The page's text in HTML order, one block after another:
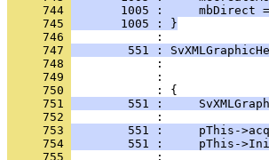
     744
1005 :     mbDirect
     745
       1005 : }
     746
     747
551 :
     748
     749
     750
     751
551 :
     752
     753
551 :     pThis-
     754
551 :     pThis-
     755